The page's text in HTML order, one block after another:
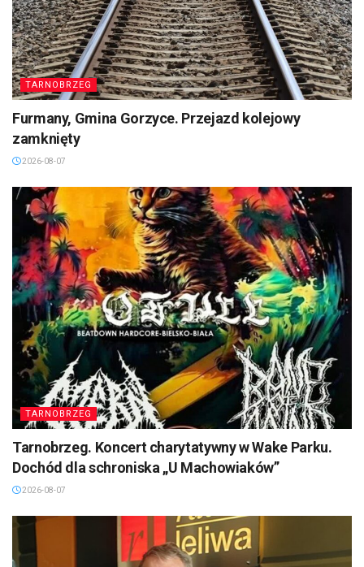
TARNOBRZEG
Furmany, Gmina Gorzyce. Przejazd kolejowy
zamknięty
2026-08-07
TARNOBRZEG
Tarnobrzeg. Koncert charytatywny w Wake Parku.
Dochód dla schroniska „U Machowiaków”
2026-08-07